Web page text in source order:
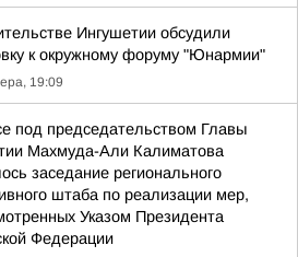
Ингушетии обсудили
к окружному форуму "Юнармии"
19:09
под председательством Главы
Махмуда-Али Калиматова
заседание регионального
штаба по реализации мер,
Указом Президента
Федерации